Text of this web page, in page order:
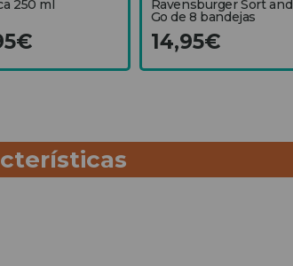
250 ml Ravensburger Sort and
Go de 8 bandejas
14,95€